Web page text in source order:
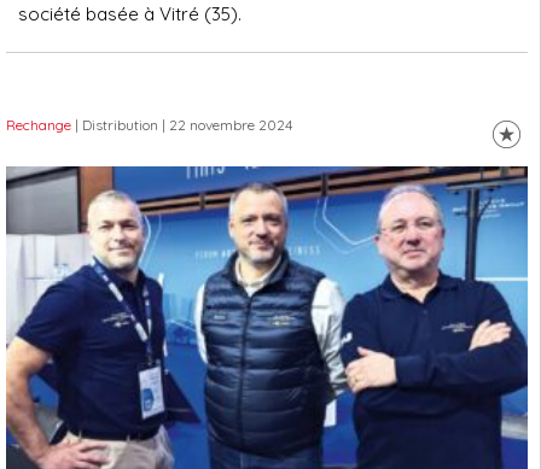
société basée à Vitré (35).
Rechange | Distribution | 22 novembre 2024